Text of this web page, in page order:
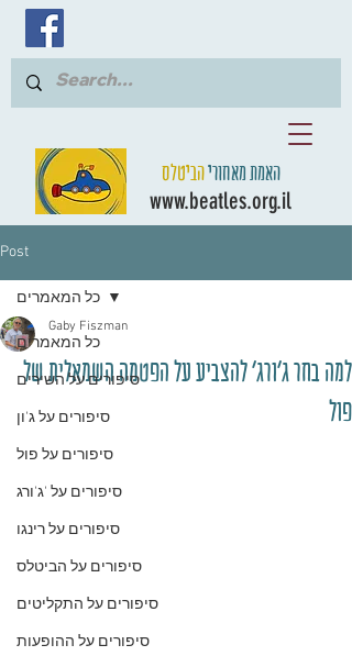
האמת מאחוריהביטלס
www.beatles.org.il
Post
כל המאמרים
סיפורים על השירים
סיפורים על ג'ון
סיפורים על פול
סיפורים על 'ג'ורג
סיפורים על רינגו
סיפורים על הביטלס
סיפורים על התקליטים
סיפורים על ההופעות
כל המאמרים
למה בחר ג'ורג' להצביע על הפטמה השמאלית של
פול
Gaby Fiszman